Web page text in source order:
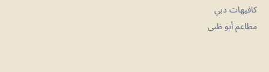
كافيهات دبي
مطاعم أبو ظبي